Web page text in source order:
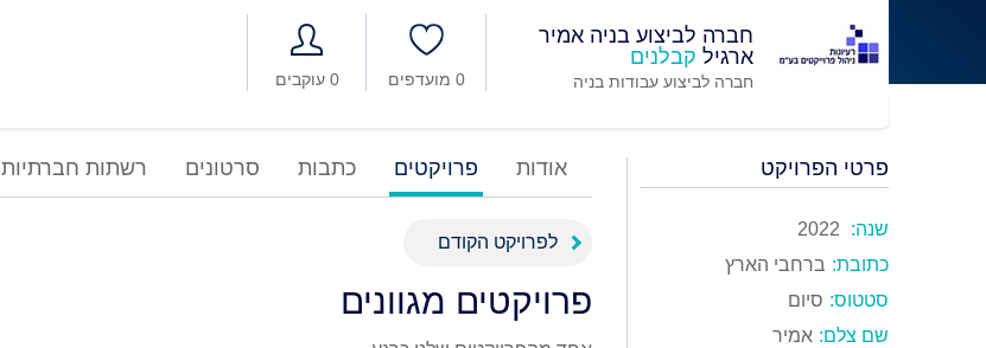
חברה לביצוע בניה אמיר
ארגיל קבלנים
חברה לביצוע עבודות בניה 0 עוקבים 0 מועדפים
פרטי הפרויקט
שנה:
2022
כתובת: ברחבי הארץ
סטטוס: סיום
שם צלם: אמיר
אודות פרויקטים כתבות סרטונים רשתות חברתיות
לפרויקט הקודם
פרויקטים מגוונים